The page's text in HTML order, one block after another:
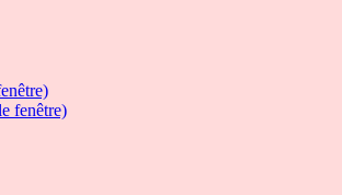
fenêtre)